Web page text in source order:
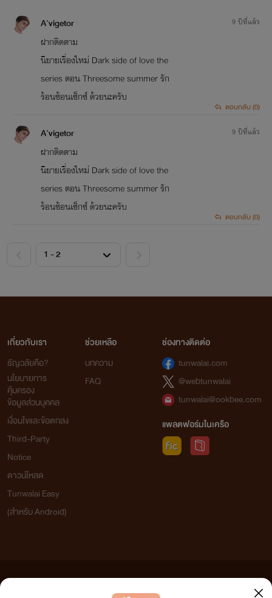
A'vigetor
ฝากติดตาม
นิยายเรื่องใหม่ Dark side of love the
series ตอน Threesome summer รัก
ร้อนซ้อนเซ็กซ์ ด้วยนะครับ
9 ปีที่แล้ว
ตอบกลับ (0)
A'vigetor
ฝากติดตาม
นิยายเรื่องใหม่ Dark side of love the
series ตอน Threesome summer รัก
ร้อนซ้อนเซ็กซ์ ด้วยนะครับ
9 ปีที่แล้ว
ตอบกลับ (0)
เกี่ยวกับเรา
ธัญวลัยคือ?
นโยบายการ
คุ้มครอง
ข้อมูลส่วนบุคคล
เงื่อนไขและข้อตกลง
Third-Party
Notice
ดาวน์โหลด
Tunwalai Easy
(สำหรับ Android)
ช่วยเหลือ
บทความ
FAQ
ช่องทางติดต่อ
tunwalai.com
@webtunwalai
tunwalai@ookbee.com
แพลตฟอร์มในเครือ